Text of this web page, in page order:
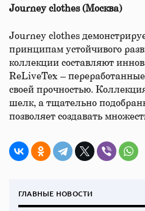
Journey clothes (Москва)
Journey clothes
принципам устойчивого
коллекции составляют
ReLiveTex –
своей прочностью.
шелк, а тщательно
позволяет создавать
ГЛАВНЫЕ НОВОСТИ